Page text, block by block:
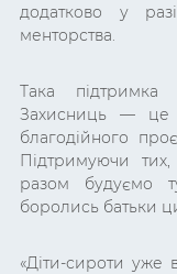
додатково у
менторства.
Така
Захисниць — це
благодійного
Підтримуючи
разом будуємо
боролись батьки
«Діти-сироти уже